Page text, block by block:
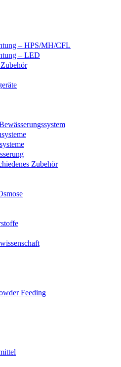
– HPS/MH/CFL
– LED
Zubehör
Feeding